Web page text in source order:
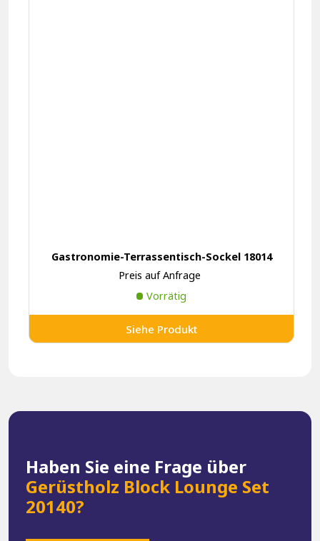
Gastronomie-Terrassentisch-Sockel 18014
Preis auf Anfrage
Vorrätig
Siehe Produkt
Haben Sie eine Frage über
Gerüstholz Block Lounge Set
20140?